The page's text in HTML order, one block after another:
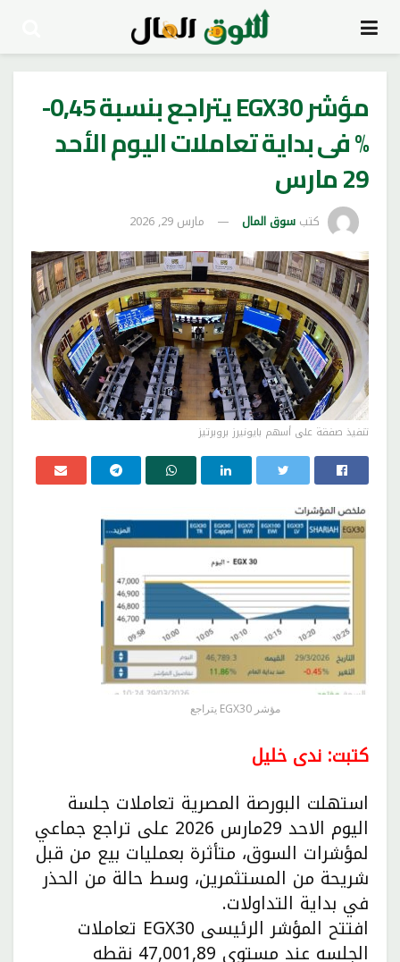
مؤشر EGX30 يتراجع بنسبة 0,45-
% فى بداية تعاملات اليوم الأحد
29 مارس
كتب سوق المال مارس 29, 2026
تنفيذ صفقة على أسهم بايونيرز بروبرتيز
مؤشر EGX30 يتراجع
كتبت: ندى خليل
استهلت البورصة المصرية تعاملات جلسة
اليوم الاحد 29مارس 2026 على تراجع جماعي
لمؤشرات السوق، متأثرة بعمليات بيع من قبل
شريحة من المستثمرين، وسط حالة من الحذر
في بداية التداولات.
افتتح المؤشر الرئيسى EGX30 تعاملات
الجلسه عند مستوى 47,001,89 نقطه